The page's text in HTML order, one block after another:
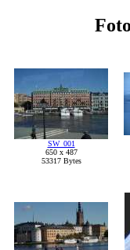
SW_001
650 x 487
53317 Bytes